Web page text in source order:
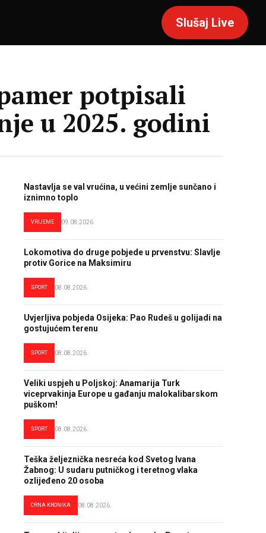
Slušaj Live
potpisali
u 2025. godini
Nastavlja se val vrućina, u većini zemlje sunčano i
iznimno toplo
VRIJEME 09.08.2026.
Lokomotiva do druge pobjede u prvenstvu: Slavlje
protiv Gorice na Maksimiru
SPORT 08.08.2026.
Uvjerljiva pobjeda Osijeka: Pao Rudeš u golijadi na
gostujućem terenu
SPORT 08.08.2026.
Veliki uspjeh u Poljskoj: Anamarija Turk
viceprvakinja Europe u gađanju malokalibarskom
puškom!
SPORT 08.08.2026.
Teška željeznička nesreća kod Svetog Ivana
Žabnog: U sudaru putničkog i teretnog vlaka
ozlijeđeno 20 osoba
CRNA KRONIKA 08.08.2026.